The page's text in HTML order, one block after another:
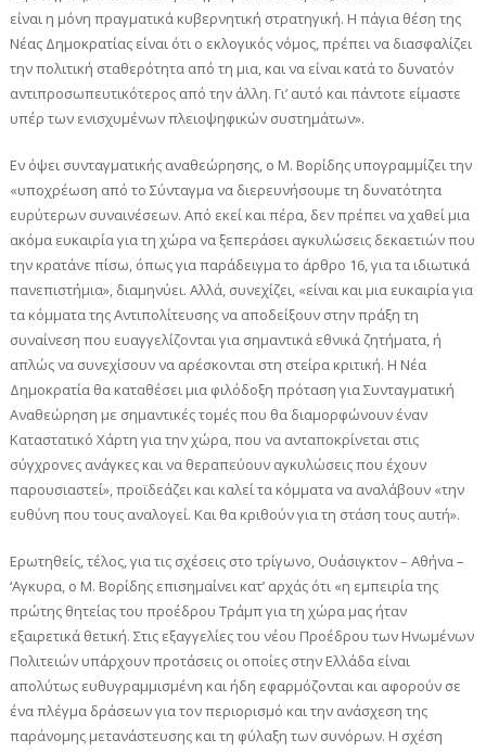
είναι η μόνη πραγματικά κυβερνητική στρατηγική. Η πάγια θέση της
Νέας Δημοκρατίας είναι ότι ο εκλογικός νόμος, πρέπει να διασφαλίζει
την πολιτική σταθερότητα από τη μια, και να είναι κατά το δυνατόν
αντιπροσωπευτικότερος από την άλλη. Γι’ αυτό και πάντοτε είμαστε
υπέρ των ενισχυμένων πλειοψηφικών συστημάτων».
Εν όψει συνταγματικής αναθεώρησης, ο Μ. Βορίδης υπογραμμίζει την
«υποχρέωση από το Σύνταγμα να διερευνήσουμε τη δυνατότητα
ευρύτερων συναινέσεων. Από εκεί και πέρα, δεν πρέπει να χαθεί μια
ακόμα ευκαιρία για τη χώρα να ξεπεράσει αγκυλώσεις δεκαετιών που
την κρατάνε πίσω, όπως για παράδειγμα το άρθρο 16, για τα ιδιωτικά
πανεπιστήμια», διαμηνύει. Αλλά, συνεχίζει, «είναι και μια ευκαιρία για
τα κόμματα της Αντιπολίτευσης να αποδείξουν στην πράξη τη
συναίνεση που ευαγγελίζονται για σημαντικά εθνικά ζητήματα, ή
απλώς να συνεχίσουν να αρέσκονται στη στείρα κριτική. Η Νέα
Δημοκρατία θα καταθέσει μια φιλόδοξη πρόταση για Συνταγματική
Αναθεώρηση με σημαντικές τομές που θα διαμορφώνουν έναν
Καταστατικό Χάρτη για την χώρα, που να ανταποκρίνεται στις
σύγχρονες ανάγκες και να θεραπεύουν αγκυλώσεις που έχουν
παρουσιαστεί», προϊδεάζει και καλεί τα κόμματα να αναλάβουν «την
ευθύνη που τους αναλογεί. Και θα κριθούν για τη στάση τους αυτή».
Ερωτηθείς, τέλος, για τις σχέσεις στο τρίγωνο, Ουάσιγκτον – Αθήνα –
‘Αγκυρα, ο Μ. Βορίδης επισημαίνει κατ’ αρχάς ότι «η εμπειρία της
πρώτης θητείας του προέδρου Τράμπ για τη χώρα μας ήταν
εξαιρετικά θετική. Στις εξαγγελίες του νέου Προέδρου των Ηνωμένων
Πολιτειών υπάρχουν προτάσεις οι οποίες στην Ελλάδα είναι
απολύτως ευθυγραμμισμένη και ήδη εφαρμόζονται και αφορούν σε
ένα πλέγμα δράσεων για τον περιορισμό και την ανάσχεση της
παράνομης μετανάστευσης και τη φύλαξη των συνόρων. Η σχέση